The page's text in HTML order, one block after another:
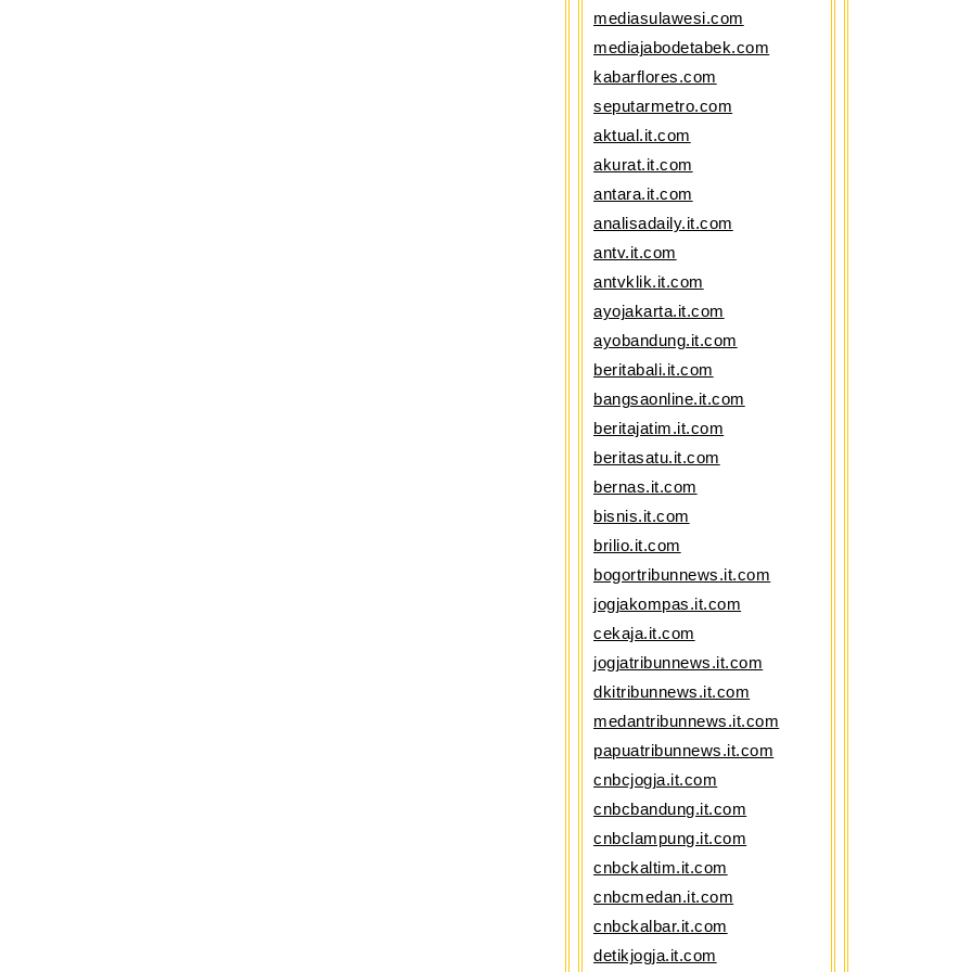
mediasulawesi.com
mediajabodetabek.com
kabarflores.com
seputarmetro.com
aktual.it.com
akurat.it.com
antara.it.com
analisadaily.it.com
antv.it.com
antvklik.it.com
ayojakarta.it.com
ayobandung.it.com
beritabali.it.com
bangsaonline.it.com
beritajatim.it.com
beritasatu.it.com
bernas.it.com
bisnis.it.com
brilio.it.com
bogortribunnews.it.com
jogjakompas.it.com
cekaja.it.com
jogjatribunnews.it.com
dkitribunnews.it.com
medantribunnews.it.com
papuatribunnews.it.com
cnbcjogja.it.com
cnbcbandung.it.com
cnbclampung.it.com
cnbckaltim.it.com
cnbcmedan.it.com
cnbckalbar.it.com
detikjogja.it.com